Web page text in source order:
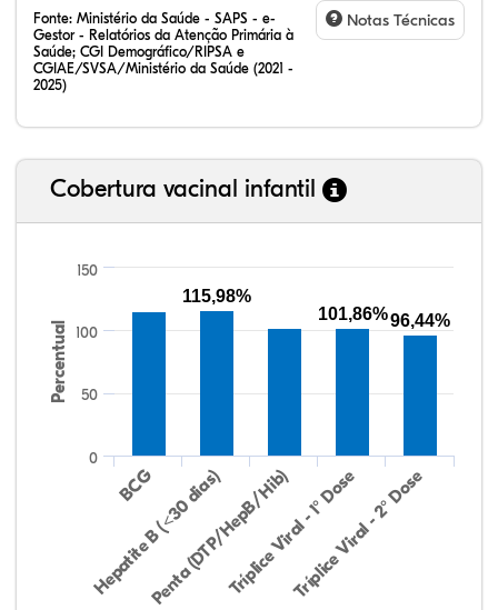
Fonte: Ministério da Saúde - SAPS - e-
Gestor - Relatórios da Atenção Primária à
Saúde; CGI Demográfico/RIPSA e
CGIAE/SVSA/Ministério da Saúde (2021 -
2025)
Notas Técnicas
Cobertura vacinal infantil
Percentual
BCG
Hepatite B (<30 dias)
Penta (DTP/HepB/Hib)Tríplice Viral - 1° Dose
Tríplice Viral - 2° Dose
0
50
100
150
115,98%
101,86%96,44%